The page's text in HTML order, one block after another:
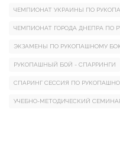
ЧЕМПИОНАТ УКРАИНЫ ПО
ЧЕМПИОНАТ ГОРОДА ДНЕПРА ПО
ЭКЗАМЕНЫ ПО РУКОПАШНОМУ
РУКОПАШНЫЙ БОЙ - СПАРРИНГИ
СПАРИНГ СЕССИЯ ПО
УЧЕБНО-МЕТОДИЧЕСКИЙ